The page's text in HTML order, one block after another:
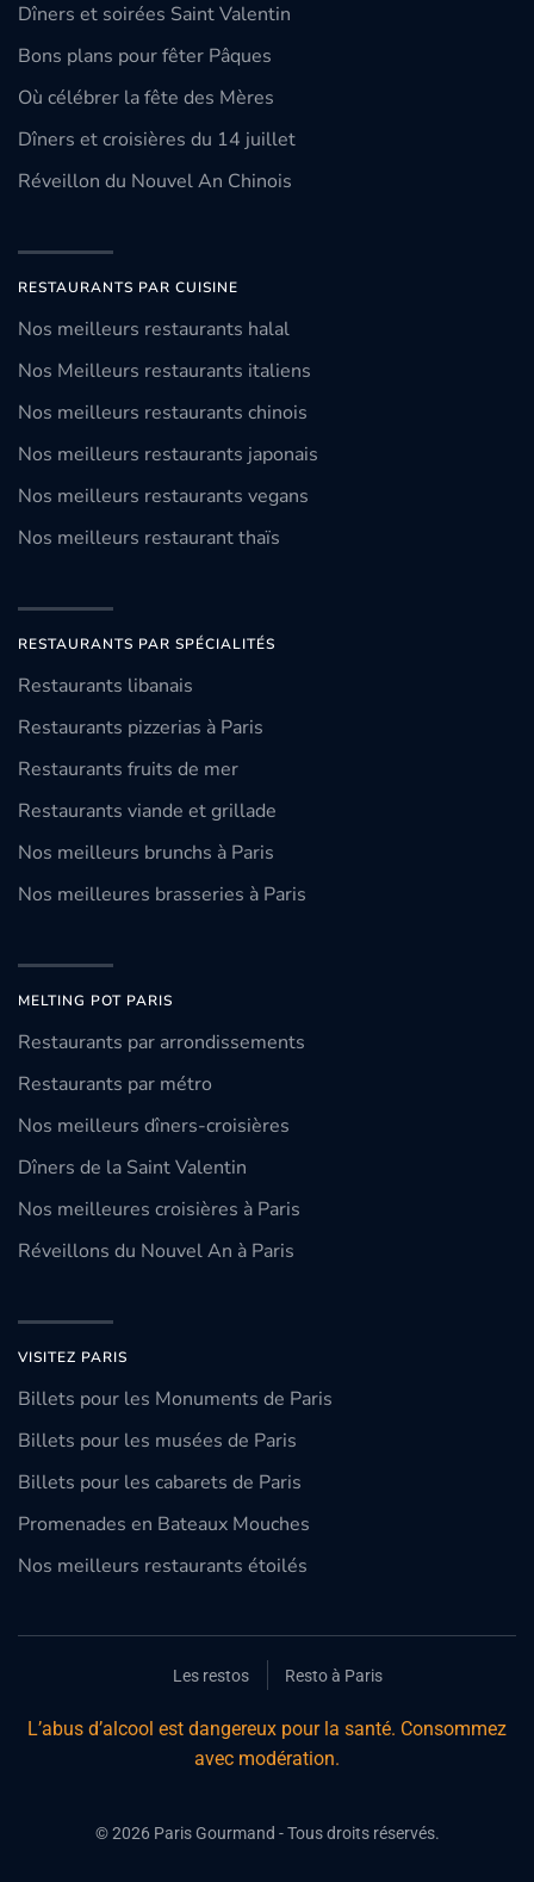
Dîners et soirées Saint Valentin
Bons plans pour fêter Pâques
Où célébrer la fête des Mères
Dîners et croisières du 14 juillet
Réveillon du Nouvel An Chinois
RESTAURANTS PAR CUISINE
Nos meilleurs restaurants halal
Nos Meilleurs restaurants italiens
Nos meilleurs restaurants chinois
Nos meilleurs restaurants japonais
Nos meilleurs restaurants vegans
Nos meilleurs restaurant thaïs
RESTAURANTS PAR SPÉCIALITÉS
Restaurants libanais
Restaurants pizzerias à Paris
Restaurants fruits de mer
Restaurants viande et grillade
Nos meilleurs brunchs à Paris
Nos meilleures brasseries à Paris
MELTING POT PARIS
Restaurants par arrondissements
Restaurants par métro
Nos meilleurs dîners-croisières
Dîners de la Saint Valentin
Nos meilleures croisières à Paris
Réveillons du Nouvel An à Paris
VISITEZ PARIS
Billets pour les Monuments de Paris
Billets pour les musées de Paris
Billets pour les cabarets de Paris
Promenades en Bateaux Mouches
Nos meilleurs restaurants étoilés
Les restos Resto à Paris
L’abus d’alcool est dangereux pour la santé. Consommez
avec modération.
©2026Paris Gourmand - Tous droits réservés.